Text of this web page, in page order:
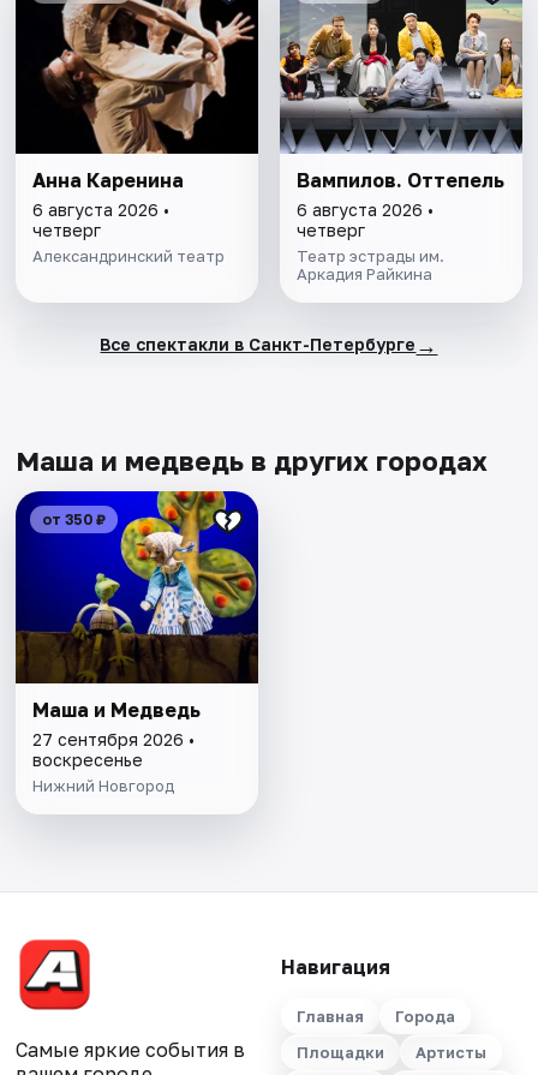
Анна Каренина
6 августа 2026 •
четверг
Александринский театр
Вампилов. Оттепель
6 августа 2026 •
четверг
Театр эстрады им.
Аркадия Райкина
Все спектакли в Санкт-Петербурге →
Маша и медведь в других городах
от 350 ₽
Маша и Медведь
27 сентября 2026 •
воскресенье
Нижний Новгород
Самые яркие события в
Навигация
Главная
Города
Площадки
Артисты